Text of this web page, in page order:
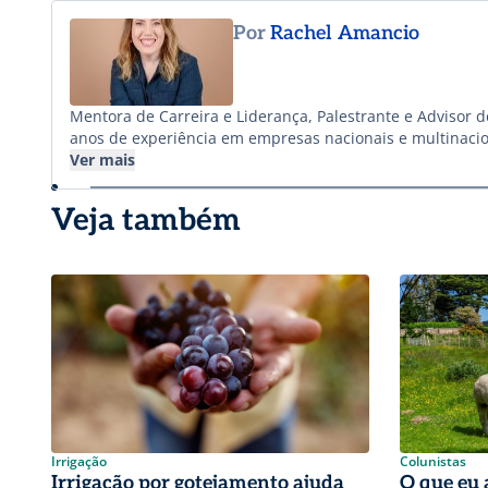
PorRachel Amancio
Mentora de Carreira e Liderança, Palestrante e Advisor
anos de experiência em empresas nacionais e
desenvolvimento de pessoas e culturas organizacionais
equidade, inclusão, retenção de talentos, programas
MBA em Gestão de Pessoas e MBA em Gestão
Happiness Officer (CHO), coautora de dois livros e eleita
Ver mais
Veja também
Irrigação
Irrigação por gotejamento ajuda
Colunistas
O que eu